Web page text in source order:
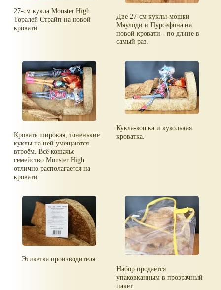
27-см кукла Monster High
Торалей Страйп на новой
кровати.
Две 27-см куклы-мошки
Мяулоди и Пурсефона на
новой кровати - по длине в
самый раз.
Кровать широкая, тоненькие
куклы на ней умещаются
втроём. Всё кошачье
семейство Monster High
отлично располагается на
кровати.
Кукла-кошка и кукольная
кроватка.
Этикетка производителя.
Набор продаётся
упаковканным в прозрачный
пакет.